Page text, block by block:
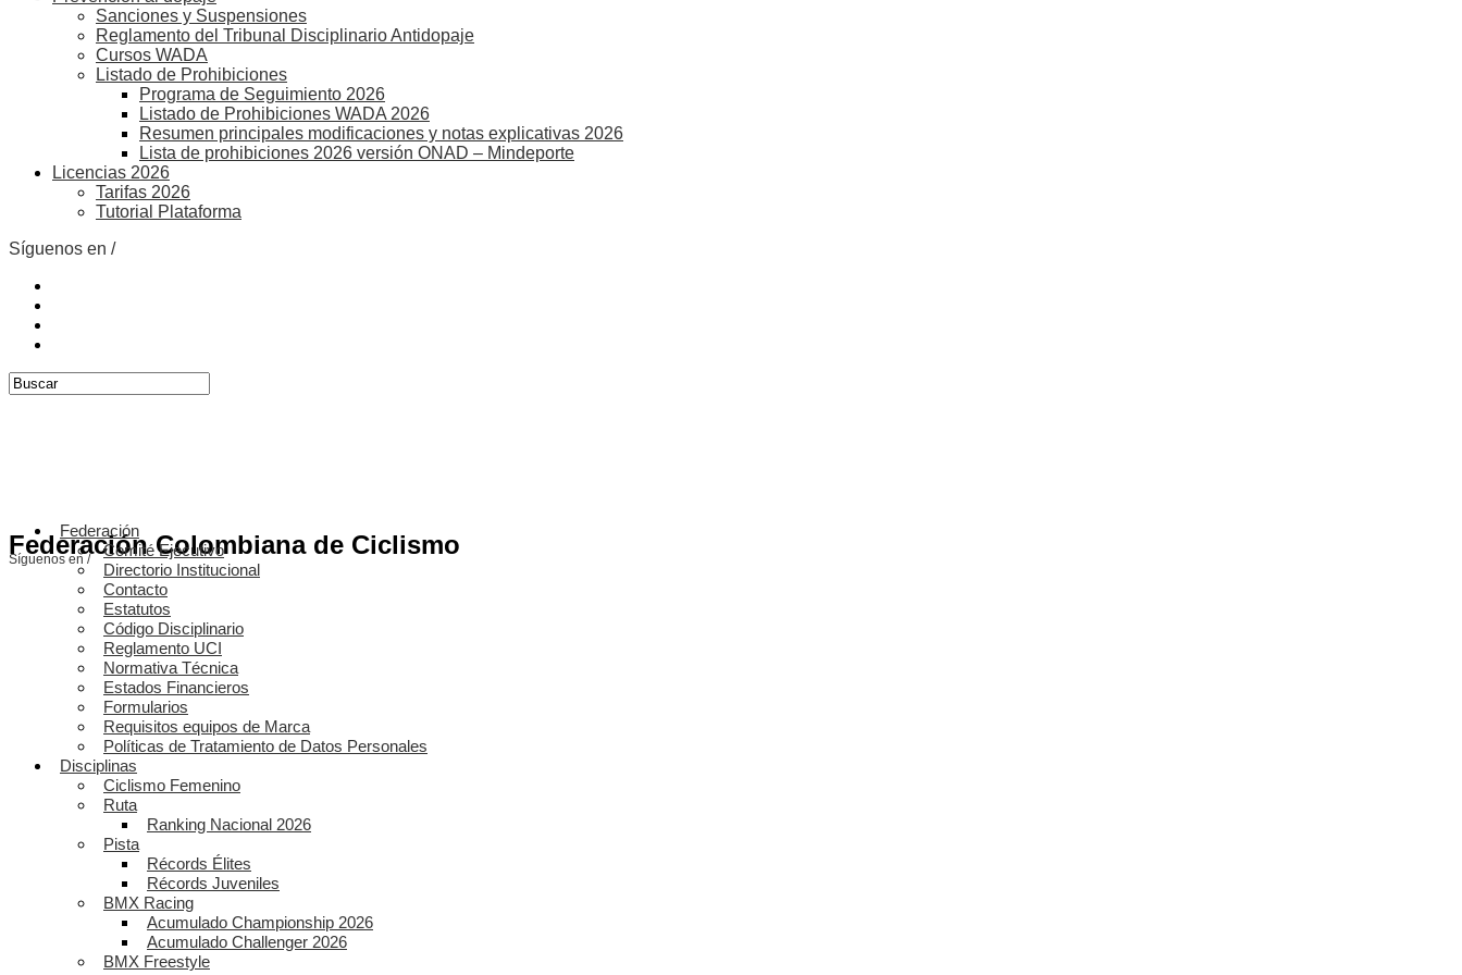
Sanciones y Suspensiones
Reglamento del Tribunal Disciplinario Antidopaje
Cursos WADA
Listado de Prohibiciones
Programa de Seguimiento 2026
Listado de Prohibiciones WADA 2026
Resumen principales modificaciones y notas explicativas 2026
Lista de prohibiciones 2026 versión ONAD – Mindeporte
Licencias 2026
Tarifas 2026
Tutorial Plataforma
Síguenos en /
Federación Colombiana de Ciclismo
Síguenos en /
Federación
Comité Ejecutivo
Directorio Institucional
Contacto
Estatutos
Código Disciplinario
Reglamento UCI
Normativa Técnica
Estados Financieros
Formularios
Requisitos equipos de Marca
Políticas de Tratamiento de Datos Personales
Disciplinas
Ciclismo Femenino
Ruta
Ranking Nacional 2026
Pista
Récords Élites
Récords Juveniles
BMX Racing
Acumulado Championship 2026
Acumulado Challenger 2026
BMX Freestyle